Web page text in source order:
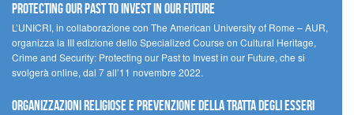
Protecting our Past to Invest in our Future
L’UNICRI, in collaborazione con The American University of Rome – AUR,
organizza la III edizione dello Specialized Course on Cultural Heritage,
Crime and Security: Protecting our Past to Invest in our Future, che si
svolgerà online, dal 7 all’11 novembre 2022.
Organizzazioni religiose e prevenzione della tratta degli esseri